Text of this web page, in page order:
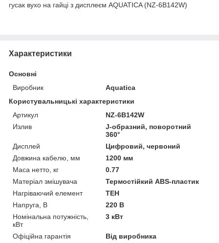
гусак вухо на гайці з дисплеєм AQUATICA (NZ-6B142W)
Характеристики
Основні
Виробник
Aquatica
Користувальницькі характеристики
Артикул
NZ-6B142W
Излив
J-образний, поворотний
360°
Дисплей
Цифровий, червоний
Довжина кабелю, мм
1200 мм
Маса нетто, кг
0.77
Матеріал змішувача
Термостійкий ABS-пластик
Нагріваючий елемент
ТЕН
Напруга, В
220 В
Номінальна потужність,
кВт
3 кВт
Офіційна гарантія
Від виробника